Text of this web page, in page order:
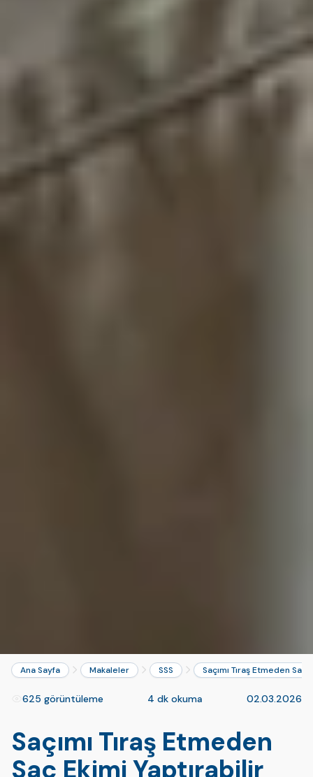
Ana Sayfa Makaleler SSS Saçımı Tıraş Etmeden
625 görüntüleme 4 dk okuma 02.03.2026
Saçımı Tıraş Etmeden
Saç Ekimi Yaptırabilir